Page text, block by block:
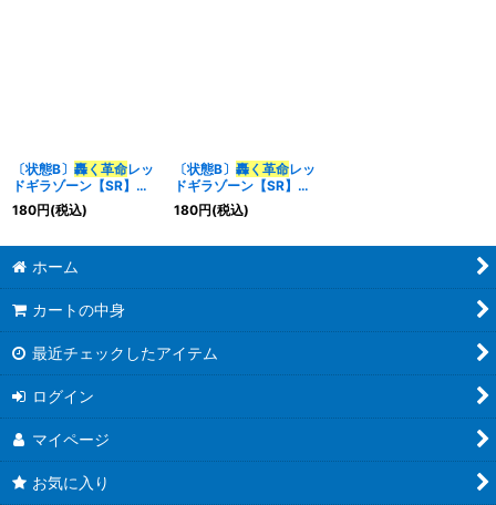
〔状態B〕 轟く革命レッ
ドギラゾーン【SR】
{25RP3TR5/TR9}
《多》
180円(税込)
〔状態B〕 轟く革命レッ
ドギラゾーン【SR】
{26SD1K2F/10}《多》
180円(税込)
ホーム
カートの中身
最近チェックしたアイテム
ログイン
マイページ
お気に入り